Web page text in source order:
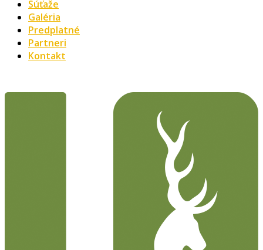
Súťaže
Galéria
Predplatné
Partneri
Kontakt